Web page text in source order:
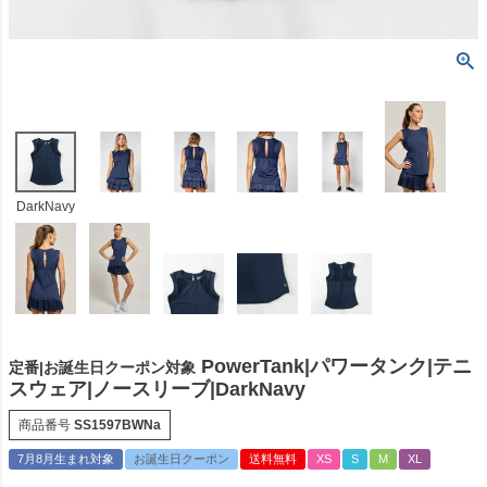
DarkNavy
定番|お誕生日クーポン対象 PowerTank|パワータンク|テニ
スウェア|ノースリーブ|DarkNavy
商品番号 SS1597BWNa
7月8月生まれ対象 お誕生日クーポン 送料無料 XS S M XL